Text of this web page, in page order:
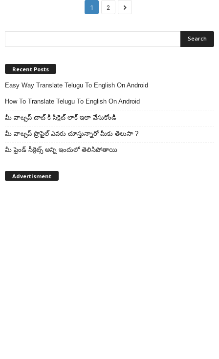
1 2
Recent Posts
Easy Way Translate Telugu To English On Android
How To Translate Telugu To English On Android
మీ వాట్సప్ చాట్ కి సీక్రెట్ లాక్ ఇలా వేసుకోండి
మీ వాట్సప్ ప్రొఫైల్ ఎవరు చూస్తున్నారో మీకు తెలుసా ?
మీ ఫ్రెండ్ సీక్రెట్స్ అన్ని ఇందులో తెలిసిపోతాయి
Advertisment